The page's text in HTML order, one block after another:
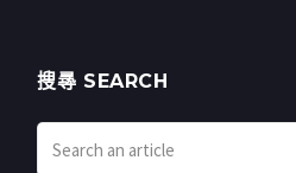
搜㝷 SEARCH